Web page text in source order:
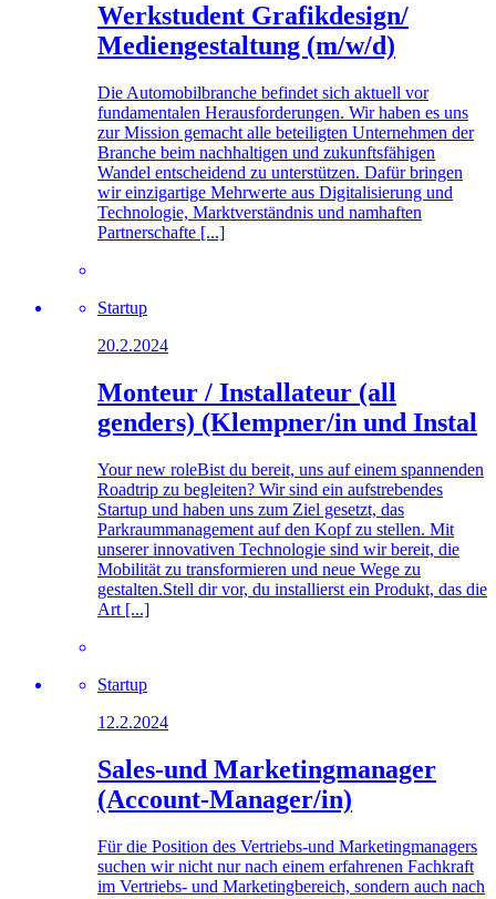
Werkstudent Grafikdesign/
Mediengestaltung (m/w/d)
Die Automobilbranche befindet sich aktuell vor
fundamentalen Herausforderungen. Wir haben es uns
zur Mission gemacht alle beteiligten Unternehmen der
Branche beim nachhaltigen und zukunftsfähigen
Wandel entscheidend zu unterstützen. Dafür bringen
wir einzigartige Mehrwerte aus Digitalisierung und
Technologie, Marktverständnis und namhaften
Partnerschafte [...]
Startup
20.2.2024
Monteur / Installateur (all
genders) (Klempner/in und Instal
Your new roleBist du bereit, uns auf einem spannenden
Roadtrip zu begleiten? Wir sind ein aufstrebendes
Startup und haben uns zum Ziel gesetzt, das
Parkraummanagement auf den Kopf zu stellen. Mit
unserer innovativen Technologie sind wir bereit, die
Mobilität zu transformieren und neue Wege zu
gestalten.Stell dir vor, du installierst ein Produkt, das die
Art [...]
Startup
12.2.2024
Sales-und Marketingmanager
(Account-Manager/in)
Für die Position des Vertriebs-und Marketingmanagers
suchen wir nicht nur nach einem erfahrenen Fachkraft
im Vertriebs- und Marketingbereich, sondern auch nach